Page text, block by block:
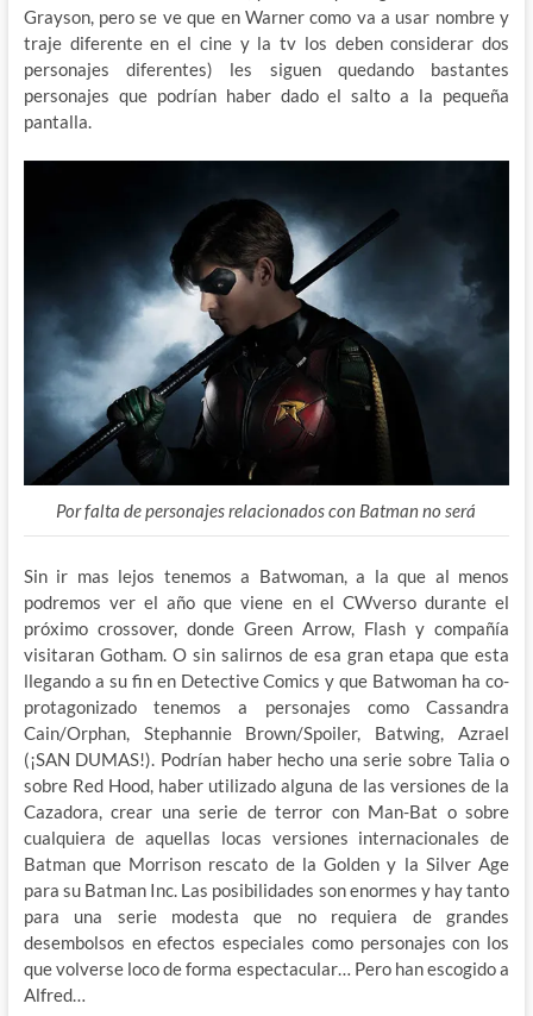
Grayson, pero se ve que en Warner como va a usar nombre y
traje diferente en el cine y la tv los deben considerar dos
personajes diferentes) les siguen quedando bastantes
personajes que podrían haber dado el salto a la pequeña
pantalla.
Por falta de personajes relacionados con Batman no será
Sin ir mas lejos tenemos a Batwoman, a la que al menos
podremos ver el año que viene en el CWverso durante el
próximo crossover, donde Green Arrow, Flash y compañía
visitaran Gotham. O sin salirnos de esa gran etapa que esta
llegando a su fin en Detective Comics y que Batwoman ha co-
protagonizado tenemos a personajes como Cassandra
Cain/Orphan, Stephannie Brown/Spoiler, Batwing, Azrael
(¡SAN DUMAS!). Podrían haber hecho una serie sobre Talia o
sobre Red Hood, haber utilizado alguna de las versiones de la
Cazadora, crear una serie de terror con Man-Bat o sobre
cualquiera de aquellas locas versiones internacionales de
Batman que Morrison rescato de la Golden y la Silver Age
para su Batman Inc. Las posibilidades son enormes y hay tanto
para una serie modesta que no requiera de grandes
desembolsos en efectos especiales como personajes con los
que volverse loco de forma espectacular… Pero han escogido a
Alfred…